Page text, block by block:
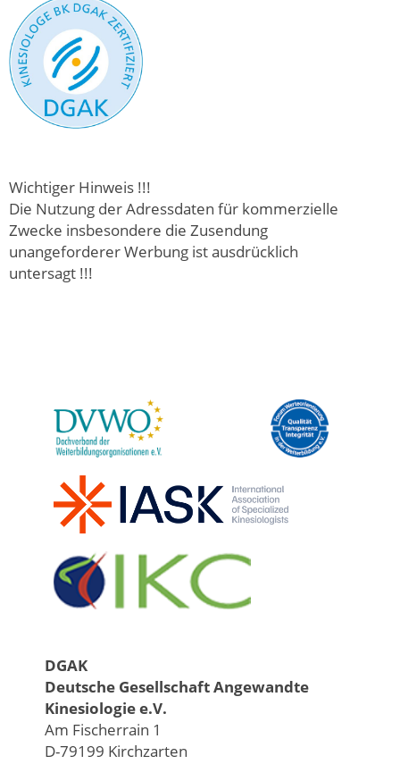
Wichtiger Hinweis !!!
Die Nutzung der Adressdaten für kommerzielle
Zwecke insbesondere die Zusendung
unangeforderer Werbung ist ausdrücklich
untersagt !!!
DGAK
Deutsche Gesellschaft Angewandte
Kinesiologie e.V.
Am Fischerrain 1
D-79199 Kirchzarten